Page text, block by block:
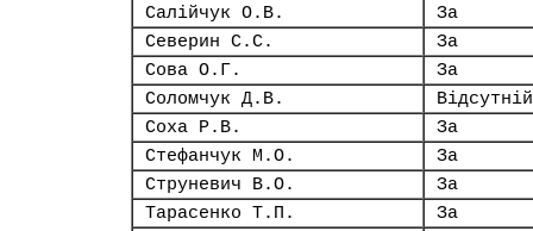
Салійчук О.В.
За
Северин С.С.
За
Сова О.Г.
За
Соломчук Д.В.
Відсутній
Соха Р.В.
За
Стефанчук М.О.
За
Струневич В.О.
За
Тарасенко Т.П.
За